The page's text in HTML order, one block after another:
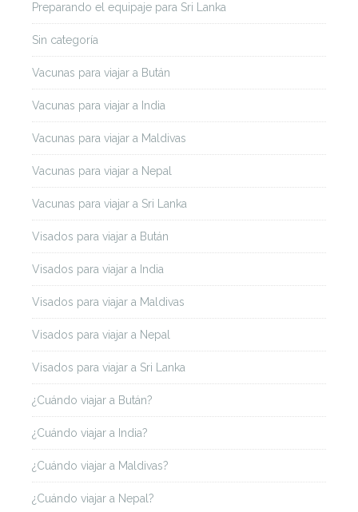
Preparando el equipaje para Sri Lanka
Sin categoría
Vacunas para viajar a Bután
Vacunas para viajar a India
Vacunas para viajar a Maldivas
Vacunas para viajar a Nepal
Vacunas para viajar a Sri Lanka
Visados para viajar a Bután
Visados para viajar a India
Visados para viajar a Maldivas
Visados para viajar a Nepal
Visados para viajar a Sri Lanka
¿Cuándo viajar a Bután?
¿Cuándo viajar a India?
¿Cuándo viajar a Maldivas?
¿Cuándo viajar a Nepal?